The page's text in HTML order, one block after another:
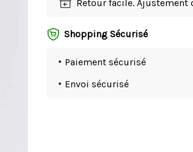
Retour facile. Ajustement
Shopping Sécurisé
Paiement sécurisé
Envoi sécurisé